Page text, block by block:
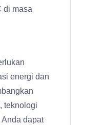
di masa
energi dan
teknologi
Anda dapat